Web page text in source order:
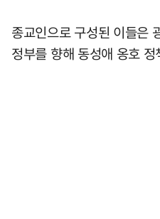
종교인으로 구성된 이들은
정부를 향해 동성애 옹호